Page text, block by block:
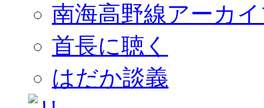
南海高野線アーカ
首長に聴く
はだか談義